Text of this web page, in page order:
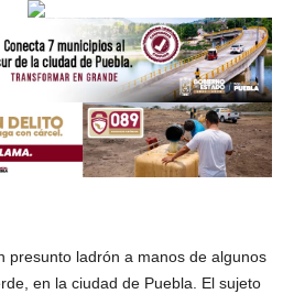
presunto ladrón a manos de algunos
en la ciudad de Puebla. El sujeto